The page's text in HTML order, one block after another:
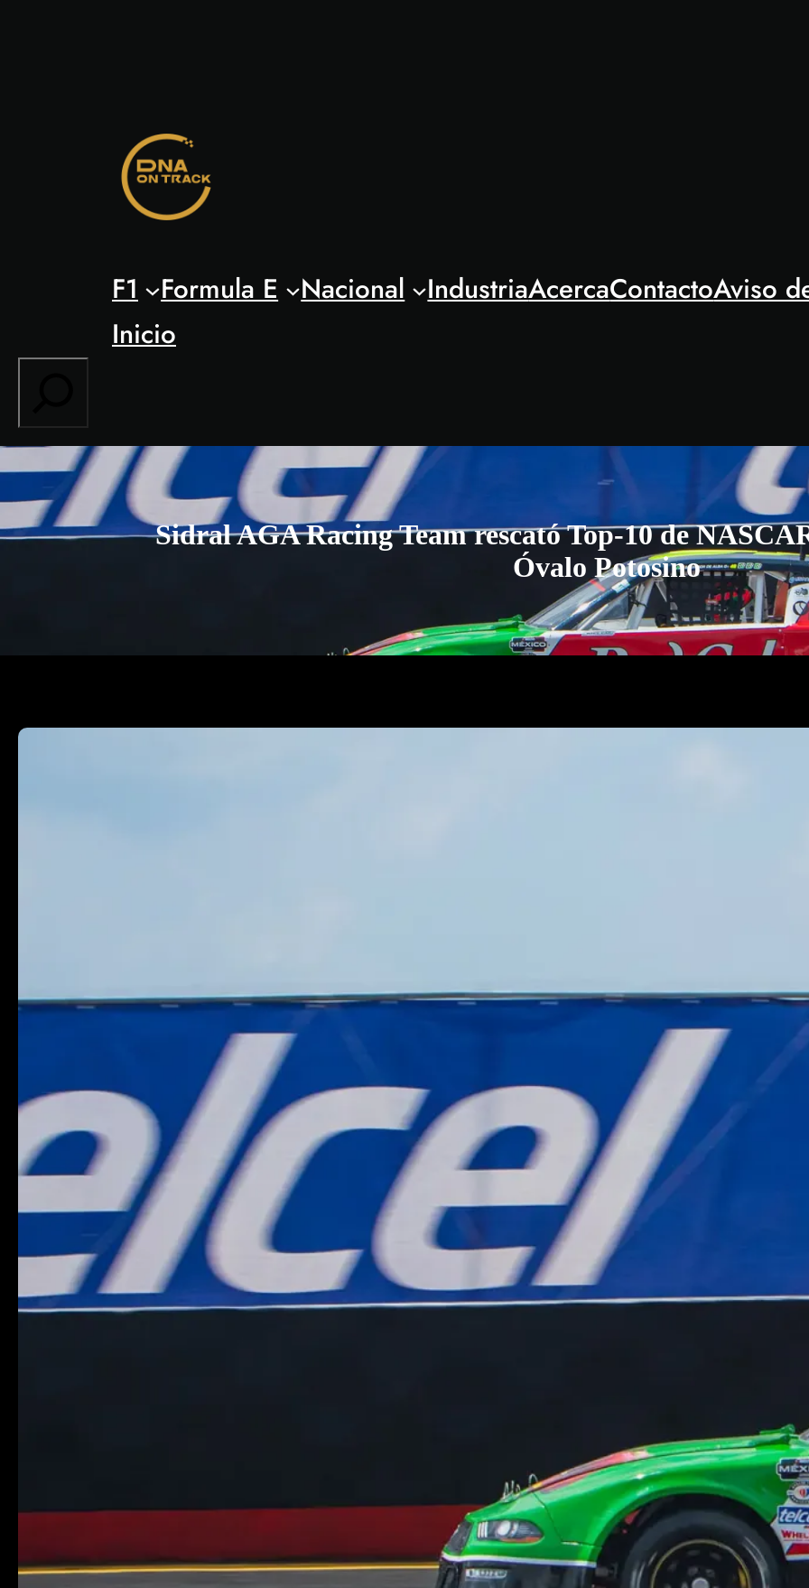
F1 Formula E Nacional IndustriaAcercaContactoAviso
Inicio
Sidral AGA Racing Team rescató Top-10 de
Óvalo Potosino